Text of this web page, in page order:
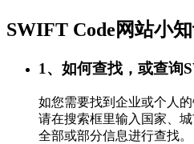
SWIFT Code网站小
1、如何查找，或查询
如您需要找到企业或个人的
请在搜索框里输入国家、
全部或部分信息进行查找。